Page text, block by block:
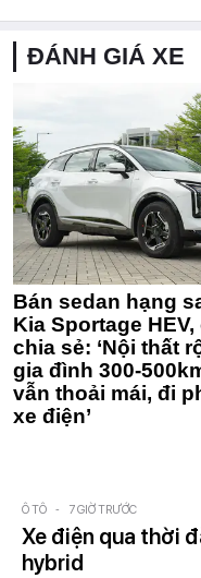
ĐÁNH GIÁ XE
Bán sedan hạng
Kia Sportage
chia sẻ: ‘Nội thất
gia đình 300-
vẫn thoải mái, đi
xe điện’
Ô TÔ - 7 GIỜ TRƯỚC
Xe điện qua thời
hybrid